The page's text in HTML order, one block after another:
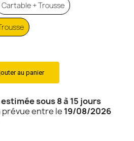
Cartable + Trousse
au panier
sous 8 à 15 jours
prévue entre le 19/08/2026